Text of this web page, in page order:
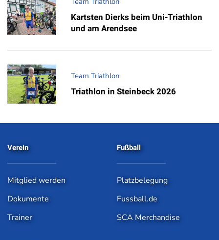
Kartsten Dierks beim Uni-Triathlon
und am Arendsee
Team Triathlon
Triathlon in Steinbeck 2026
Verein
Mitglied werden
Dokumente
Trainer
Fußball
Platzbelegung
Fussball.de
SCA Merchandise